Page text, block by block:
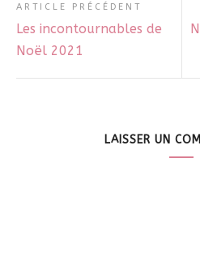
ARTICLE PRÉCÉDENT
Les incontournables de
Noël 2021
LAISSER UN